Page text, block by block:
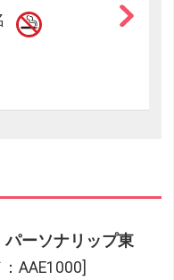
ーソナリップ東
AAE1000]